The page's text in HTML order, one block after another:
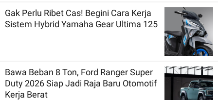
Gak Perlu Ribet Cas! Begini Cara Kerja
Sistem Hybrid Yamaha Gear Ultima 125
Bawa Beban 8 Ton, Ford Ranger Super
Duty 2026 Siap Jadi Raja Baru Otomotif
Kerja Berat